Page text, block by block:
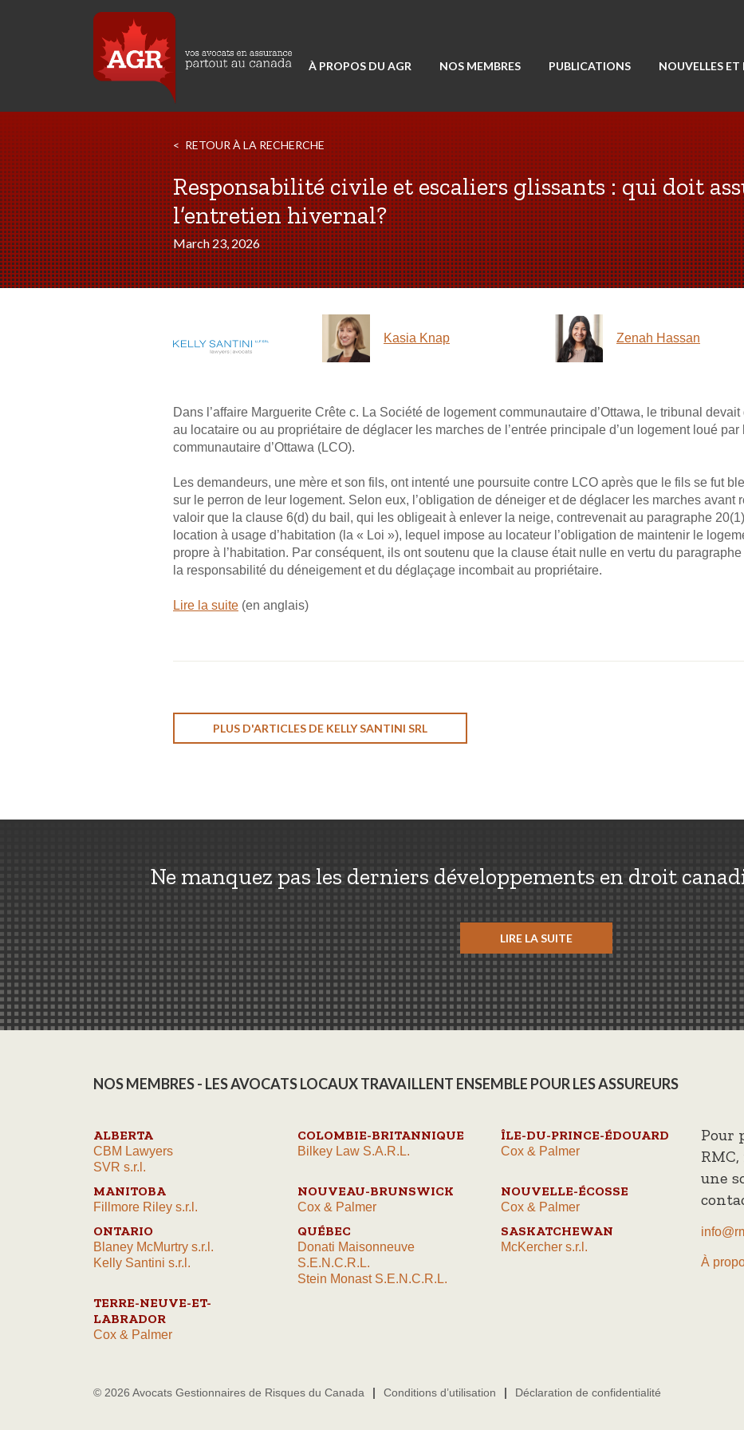
À PROPOS DU AGR NOS MEMBRES PUBLICATIONS NOUVELLES
RETOUR À LA RECHERCHE
Responsabilité civile et escaliers glissants : qui doit
l’entretien hivernal?
March 23, 2026
Kasia Knap Zenah Hassan
Dans l’affaire Marguerite Crête c. La Société de logement communautaire d’Ottawa, le tribunal
au locataire ou au propriétaire de déglacer les marches de l’entrée principale d’un logement loué
communautaire d’Ottawa (LCO).
Les demandeurs, une mère et son fils, ont intenté une poursuite contre LCO après que le fils se fut
sur le perron de leur logement. Selon eux, l’obligation de déneiger et de déglacer les marches avant
valoir que la clause 6(d) du bail, qui les obligeait à enlever la neige, contrevenait au paragraphe
location à usage d’habitation (la « Loi »), lequel impose au locateur l’obligation de maintenir le
propre à l’habitation. Par conséquent, ils ont soutenu que la clause était nulle en vertu du
la responsabilité du déneigement et du déglaçage incombait au propriétaire.
Lire la suite (en anglais)
PLUS D'ARTICLES DE KELLY SANTINI SRL
Ne manquez pas les derniers développements en droit
LIRE LA SUITE
NOS MEMBRES - LES AVOCATS LOCAUX TRAVAILLENT ENSEMBLE POUR LES ASSUREURS
ALBERTA
CBM Lawyers
SVR s.r.l.
COLOMBIE-BRITANNIQUE
Bilkey Law S.A.R.L.
ÎLE-DU-PRINCE-ÉDOUARD
Cox & Palmer
MANITOBA
Fillmore Riley s.r.l.
NOUVEAU-BRUNSWICK
Cox & Palmer
NOUVELLE-ÉCOSSE
Cox & Palmer
ONTARIO
Blaney McMurtry s.r.l.
Kelly Santini s.r.l.
QUÉBEC
Donati Maisonneuve
S.E.N.C.R.L.
Stein Monast S.E.N.C.R.L.
SASKATCHEWAN
McKercher s.r.l.
TERRE-NEUVE-ET-
LABRADOR
Cox & Palmer
Pour
une
À
© 2026 Avocats Gestionnaires de Risques du Canada Conditions d’utilisation Déclaration de confidentialité